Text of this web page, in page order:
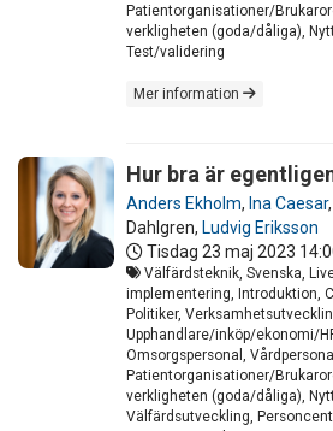
Patientorganisationer/
verkligheten (goda/dåliga),
Test/validering
Mer information
Hur bra är
Anders Ekholm, Ina Caesar,
Dahlgren, Ludvig Eriksson
Tisdag 23 maj 2023
Välfärdsteknik, Svenska,
implementering, Introduktion,
Politiker,
Upphandlare/inköp/ekonomi/
Omsorgspersonal, Vårdpersonal,
Patientorganisationer/
verkligheten (goda/dåliga),
Välfärdsutveckling,